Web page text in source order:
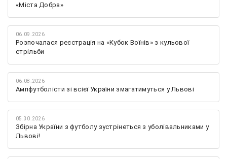
«Міста Добра»
06.09.2026
Розпочалася реєстрація на «Кубок Воїнів» з кульової
стрільби
06.08.2026
Ампфутболісти зі всієї України змагатимуться у Львові
05.30.2026
Збірна України з футболу зустрінеться з уболівальниками у
Львові!